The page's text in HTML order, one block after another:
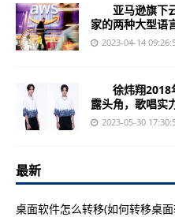
亚马逊旗下云
家的两种大型语
2023-04-14
徐炜翔2018
露头角，歌唱实
2023-05-30
最新
桌面软件怎么转移(如何转移桌